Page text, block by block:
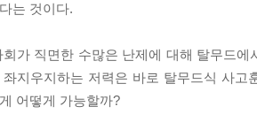
는 것이다.
회가 직면한 수많은 난제에 대해 탈무드
좌지우지하는 저력은 바로 탈무드식 사
어떻게 가능할까?